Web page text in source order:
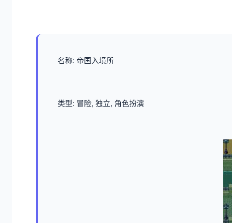
名称: 帝国入境所
类型: 冒险, 独立, 角色扮演